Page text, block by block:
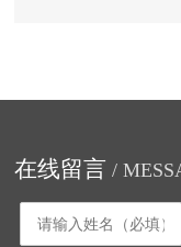
在线留言 /